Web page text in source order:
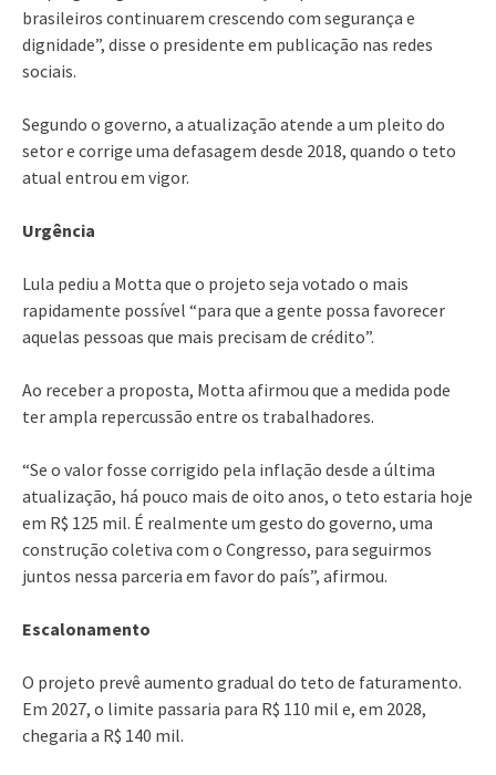
brasileiros continuarem crescendo com segurança e
dignidade”, disse o presidente em publicação nas redes
sociais.
Segundo o governo, a atualização atende a um pleito do
setor e corrige uma defasagem desde 2018, quando o teto
atual entrou em vigor.
Urgência
Lula pediu a Motta que o projeto seja votado o mais
rapidamente possível “para que a gente possa favorecer
aquelas pessoas que mais precisam de crédito”.
Ao receber a proposta, Motta afirmou que a medida pode
ter ampla repercussão entre os trabalhadores.
“Se o valor fosse corrigido pela inflação desde a última
atualização, há pouco mais de oito anos, o teto estaria hoje
em R$ 125 mil. É realmente um gesto do governo, uma
construção coletiva com o Congresso, para seguirmos
juntos nessa parceria em favor do país”, afirmou.
Escalonamento
O projeto prevê aumento gradual do teto de faturamento.
Em 2027, o limite passaria para R$ 110 mil e, em 2028,
chegaria a R$ 140 mil.